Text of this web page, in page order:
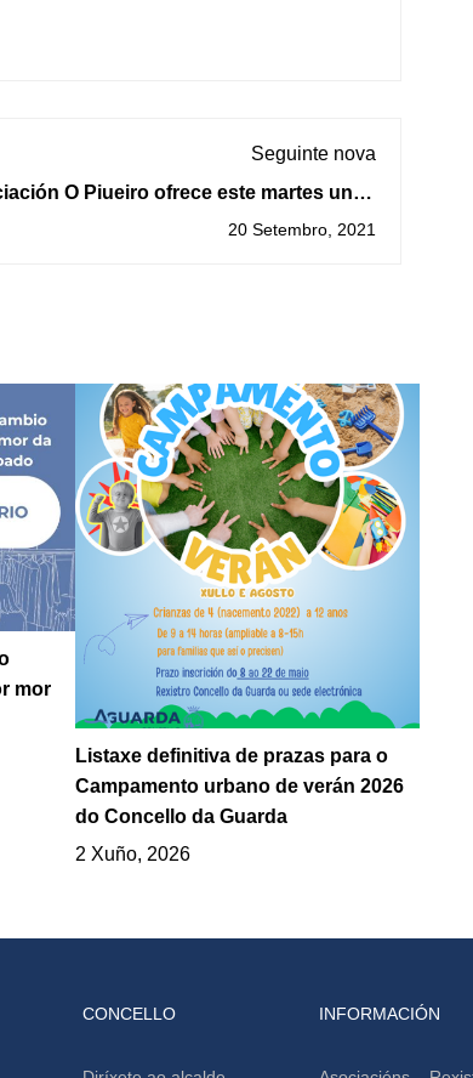
Seguinte nova
O Piueiro ofrece este martes unha
saídas co seu volanteiro pola costa da
20 Setembro, 2021
mor
Listaxe definitiva de prazas para o
Campamento urbano de verán 2026
do Concello da Guarda
2 Xuño, 2026
CONCELLO INFORMACIÓN